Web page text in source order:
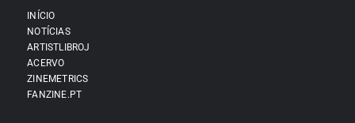
INÍCIO
NOTÍCIAS
ARTISTLIBROJ
ACERVO
ZINEMETRICS
FANZINE.PT